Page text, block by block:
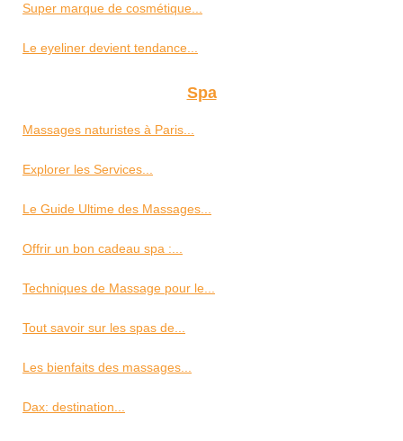
Super marque de cosmétique...
Le eyeliner devient tendance...
Spa
Massages naturistes à Paris...
Explorer les Services...
Le Guide Ultime des Massages...
Offrir un bon cadeau spa :...
Techniques de Massage pour le...
Tout savoir sur les spas de...
Les bienfaits des massages...
Dax: destination...